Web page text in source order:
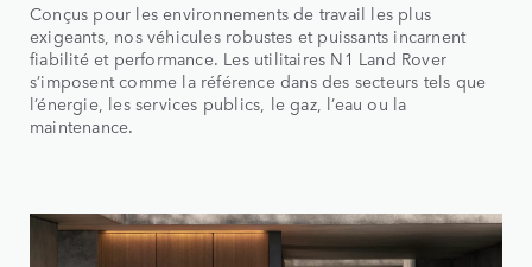
Conçus pour les environnements de travail les plus
exigeants, nos véhicules robustes et puissants incarnent
fiabilité et performance. Les utilitaires N1 Land Rover
s’imposent comme la référence dans des secteurs tels que
l’énergie, les services publics, le gaz, l’eau ou la
maintenance.